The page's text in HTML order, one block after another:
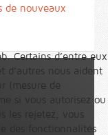
de nouveaux
Certains d’entre eux
d’autres nous aident
(mesure de
si vous autorisez ou
les rejetez, vous
des fonctionnalités